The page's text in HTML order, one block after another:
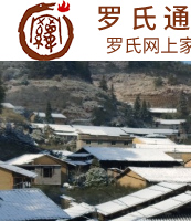
SKIP TO CONTENT